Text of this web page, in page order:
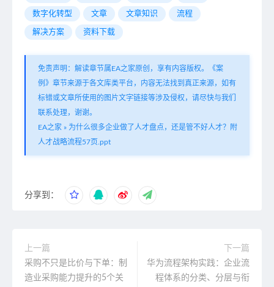
数字化转型 文章 文章知识 流程
解决方案 资料下载
免责声明：解读章节属EA之家原创，享有内容版权。《案
例》章节来源于各文库类平台，内容无法找到真正来源，如有
标错或文章所使用的图片文字链接等涉及侵权，请尽快与我们
联系处理，谢谢。
EA之家 » 为什么很多企业做了人才盘点，还是管不好人才？附
人才战略流程57页.ppt
分享到：
上一篇
采购不只是比价与下单：制
造业采购能力提升的5个关
下一篇
华为流程架构实践：企业流
程体系的分类、分层与衔